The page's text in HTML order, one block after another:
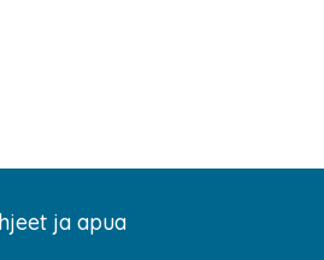
ja apua